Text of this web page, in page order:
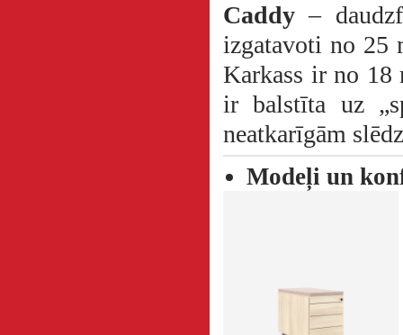
Caddy –
izgatavoti no 25
Karkass ir no 18
ir balstīta uz
neatkarīgām
Modeļi un